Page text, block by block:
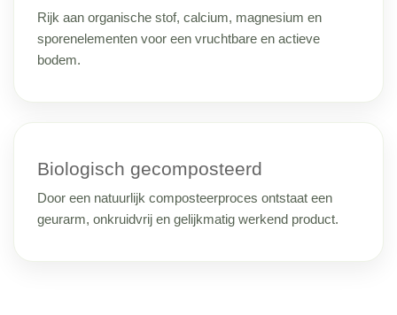
Rijk aan organische stof, calcium, magnesium en
sporenelementen voor een vruchtbare en actieve
bodem.
Biologisch gecomposteerd
Door een natuurlijk composteerproces ontstaat een
geurarm, onkruidvrij en gelijkmatig werkend product.